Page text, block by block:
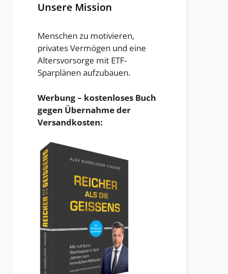
Unsere Mission
Menschen zu motivieren,
privates Vermögen und eine
Altersvorsorge mit ETF-
Sparplänen aufzubauen.
Werbung – kostenloses Buch
gegen Übernahme der
Versandkosten: